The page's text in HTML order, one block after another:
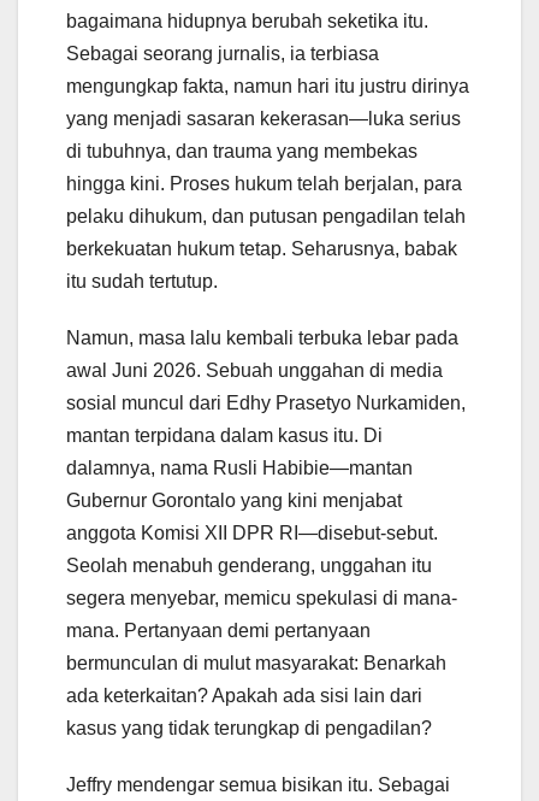
bagaimana hidupnya berubah seketika itu.
Sebagai seorang jurnalis, ia terbiasa
mengungkap fakta, namun hari itu justru dirinya
yang menjadi sasaran kekerasan—luka serius
di tubuhnya, dan trauma yang membekas
hingga kini. Proses hukum telah berjalan, para
pelaku dihukum, dan putusan pengadilan telah
berkekuatan hukum tetap. Seharusnya, babak
itu sudah tertutup.
Namun, masa lalu kembali terbuka lebar pada
awal Juni 2026. Sebuah unggahan di media
sosial muncul dari Edhy Prasetyo Nurkamiden,
mantan terpidana dalam kasus itu. Di
dalamnya, nama Rusli Habibie—mantan
Gubernur Gorontalo yang kini menjabat
anggota Komisi XII DPR RI—disebut-sebut.
Seolah menabuh genderang, unggahan itu
segera menyebar, memicu spekulasi di mana-
mana. Pertanyaan demi pertanyaan
bermunculan di mulut masyarakat: Benarkah
ada keterkaitan? Apakah ada sisi lain dari
kasus yang tidak terungkap di pengadilan?
Jeffry mendengar semua bisikan itu. Sebagai